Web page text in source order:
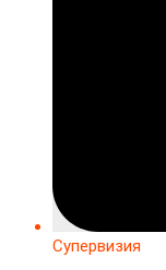
Супервизия